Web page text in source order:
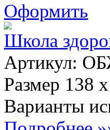
Оформить
Школа
Артикул:
Размер 138
Варианты